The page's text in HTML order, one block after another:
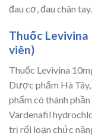
đau cơ, đau chân tay.
Thuốc Levivina
viên)
Thuốc Levivina
Dược phẩm Hà
phẩm có thành
Vardenafil
trị rối loạn chức